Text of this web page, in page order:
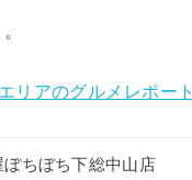
リアのグルメレポー
ぼちぼち下総中山店